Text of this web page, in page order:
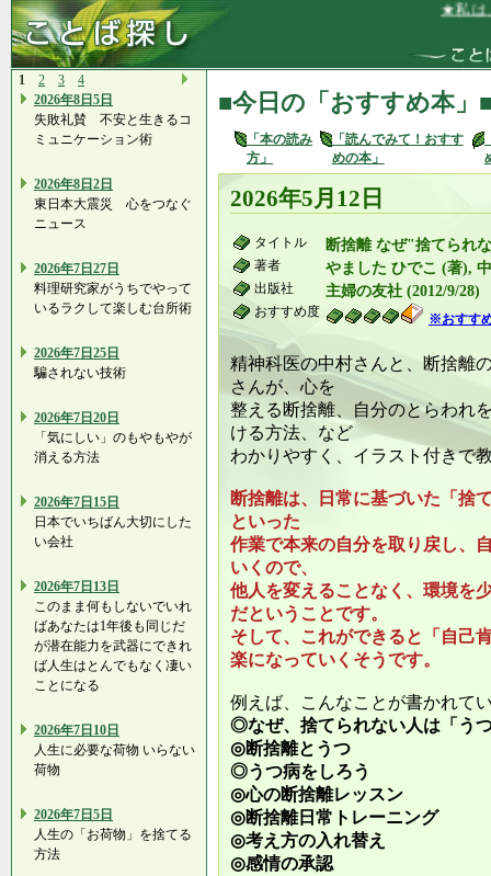
★私は、自
1 2 3
4
2026年8日5日
失敗礼賛 不安と生きるコ
ミュニケーション術
2026年8日2日
東日本大震災 心をつなぐ
ニュース
2026年7日27日
料理研究家がうちでやって
いるラクして楽しむ台所術
2026年7日25日
騙されない技術
2026年7日20日
「気にしい」のもやもやが
消える方法
2026年7日15日
日本でいちばん大切にした
い会社
2026年7日13日
このまま何もしないでいれ
ばあなたは1年後も同じだ
が潜在能力を武器にできれ
ば人生はとんでもなく凄い
ことになる
2026年7日10日
人生に必要な荷物 いらない
荷物
2026年7日5日
人生の「お荷物」を捨てる
方法
■今日の「おすすめ本」
「本の読み
方」
「読んでみて！おすす
めの本」
2026年5月12日
タイトル 断捨離 なぜ"捨てられ
著者 やました ひでこ (著),
出版社 主婦の友社 (2012/9/28)
おすすめ度 ※おすす
精神科医の中村さんと、断捨離
さんが、心を
整える断捨離、自分のとらわれ
ける方法、など
わかりやすく、イラスト付きで
断捨離は、日常に基づいた「捨
といった
作業で本来の自分を取り戻し、
いくので、
他人を変えることなく、環境を
だということです。
そして、これができると「自己
楽になっていくそうです。
例えば、こんなことが書かれて
◎なぜ、捨てられない人は「う
◎断捨離とうつ
◎うつ病をしろう
◎心の断捨離レッスン
◎断捨離日常トレーニング
◎考え方の入れ替え
◎感情の承認